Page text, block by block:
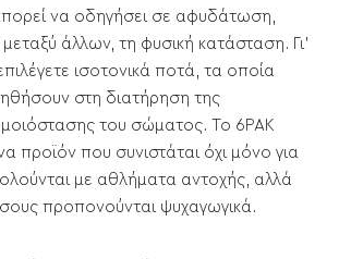
να οδηγήσει σε αφυδάτωση,
άλλων, τη φυσική κατάσταση. Γι'
ισοτονικά ποτά, τα οποία
στη διατήρηση της
του σώματος. Το 6PAK
προϊόν που συνιστάται όχι μόνο για
με αθλήματα αντοχής, αλλά
προπονούνται ψυχαγωγικά.